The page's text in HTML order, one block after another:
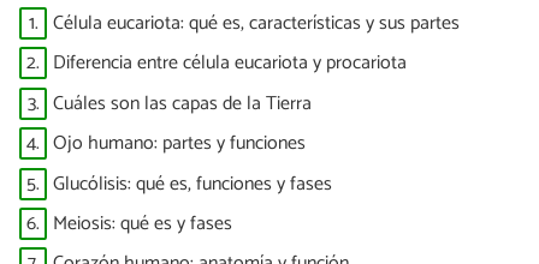
1. Célula eucariota: qué es, características y sus partes
2. Diferencia entre célula eucariota y procariota
3. Cuáles son las capas de la Tierra
4. Ojo humano: partes y funciones
5. Glucólisis: qué es, funciones y fases
6. Meiosis: qué es y fases